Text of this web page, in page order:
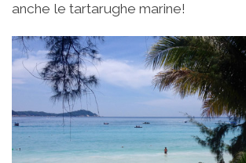
anche le tartarughe marine!